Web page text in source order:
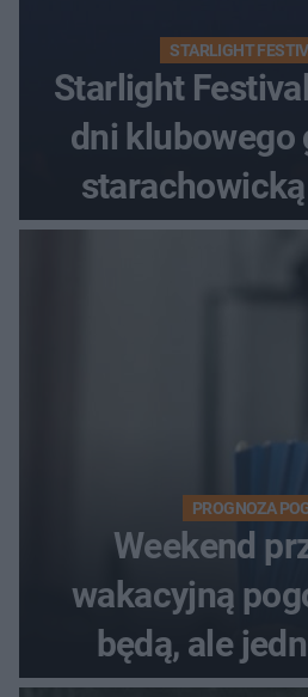
STARLIGHT
Starlight
dni klubowego
PROGNOZA
Weekend
wakacyjną
będą, ale